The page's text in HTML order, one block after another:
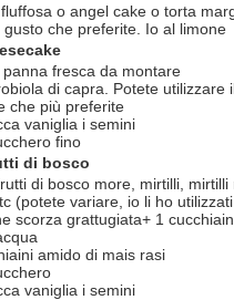
fluffosa o angel cake o torta
gusto che preferite. Io al limone
panna fresca da montare
di capra. Potete utilizzare
che più preferite
vaniglia i semini
fino
di bosco
di bosco more, mirtilli, mirtilli
(potete variare, io li ho
scorza grattugiata+ 1
amido di mais rasi
vaniglia i semini